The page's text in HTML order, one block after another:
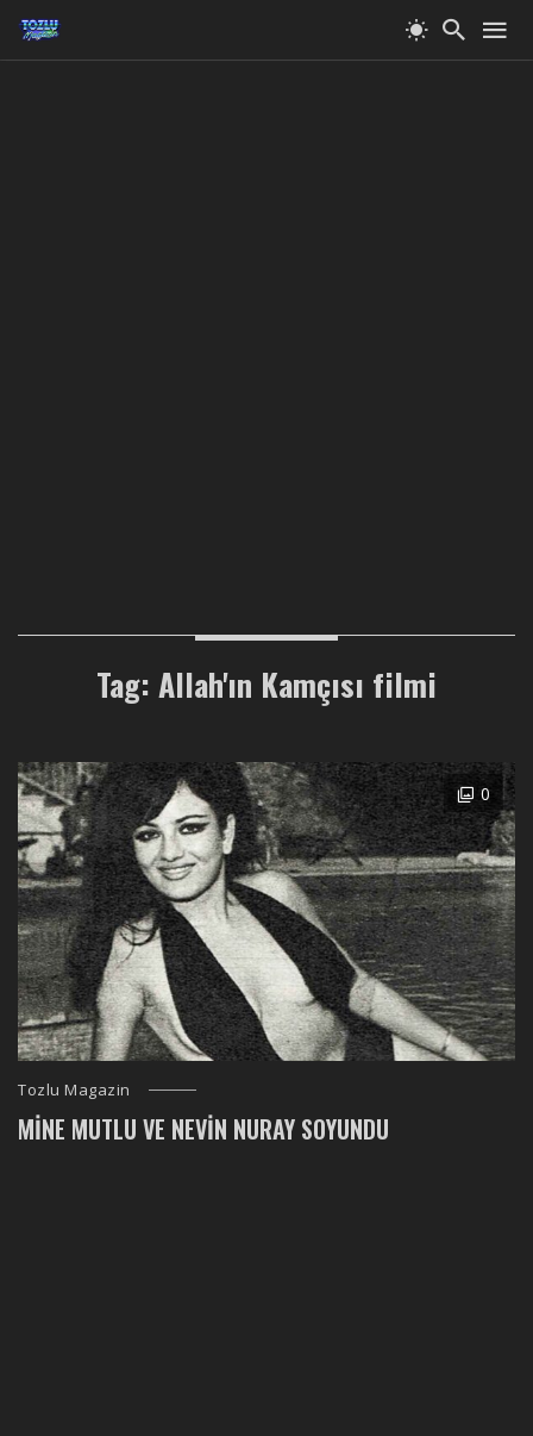
Tag: Allah'ın Kamçısı filmi
0
Tozlu Magazin
MINE MUTLU VE NEVIN NURAY SOYUNDU